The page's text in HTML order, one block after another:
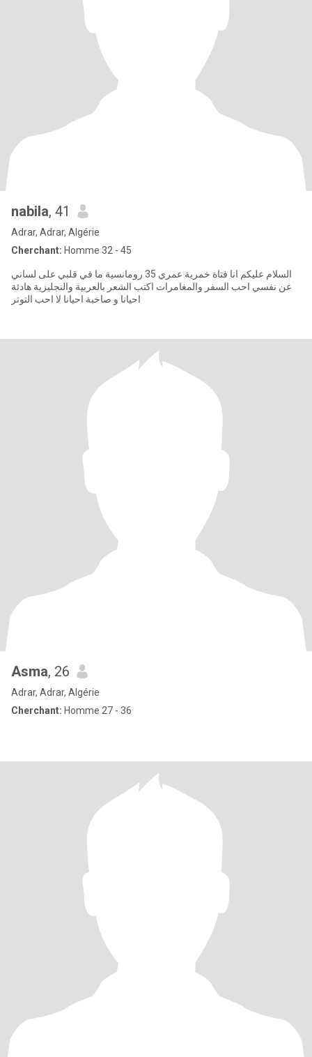
nabila, 41
Adrar, Adrar, Algérie
Cherchant: Homme 32 - 45
السلام عليكم انا فتاة خمرية عمري 35 رومانسية ما في قلبي على لساني
عن نفسي احب السفر والمغامرات اكتب الشعر بالعربية والنجليزية هادئة
احيانا و صاخبة احيانا لا احب التوتر
Asma, 26
Adrar, Adrar, Algérie
Cherchant: Homme 27 - 36